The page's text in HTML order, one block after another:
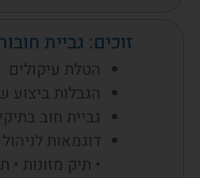
זוכים: גביית
הטלת עיקולים
הגבלות ביצוע
גביית חוב
דוגמאות
• תיק מזונות •